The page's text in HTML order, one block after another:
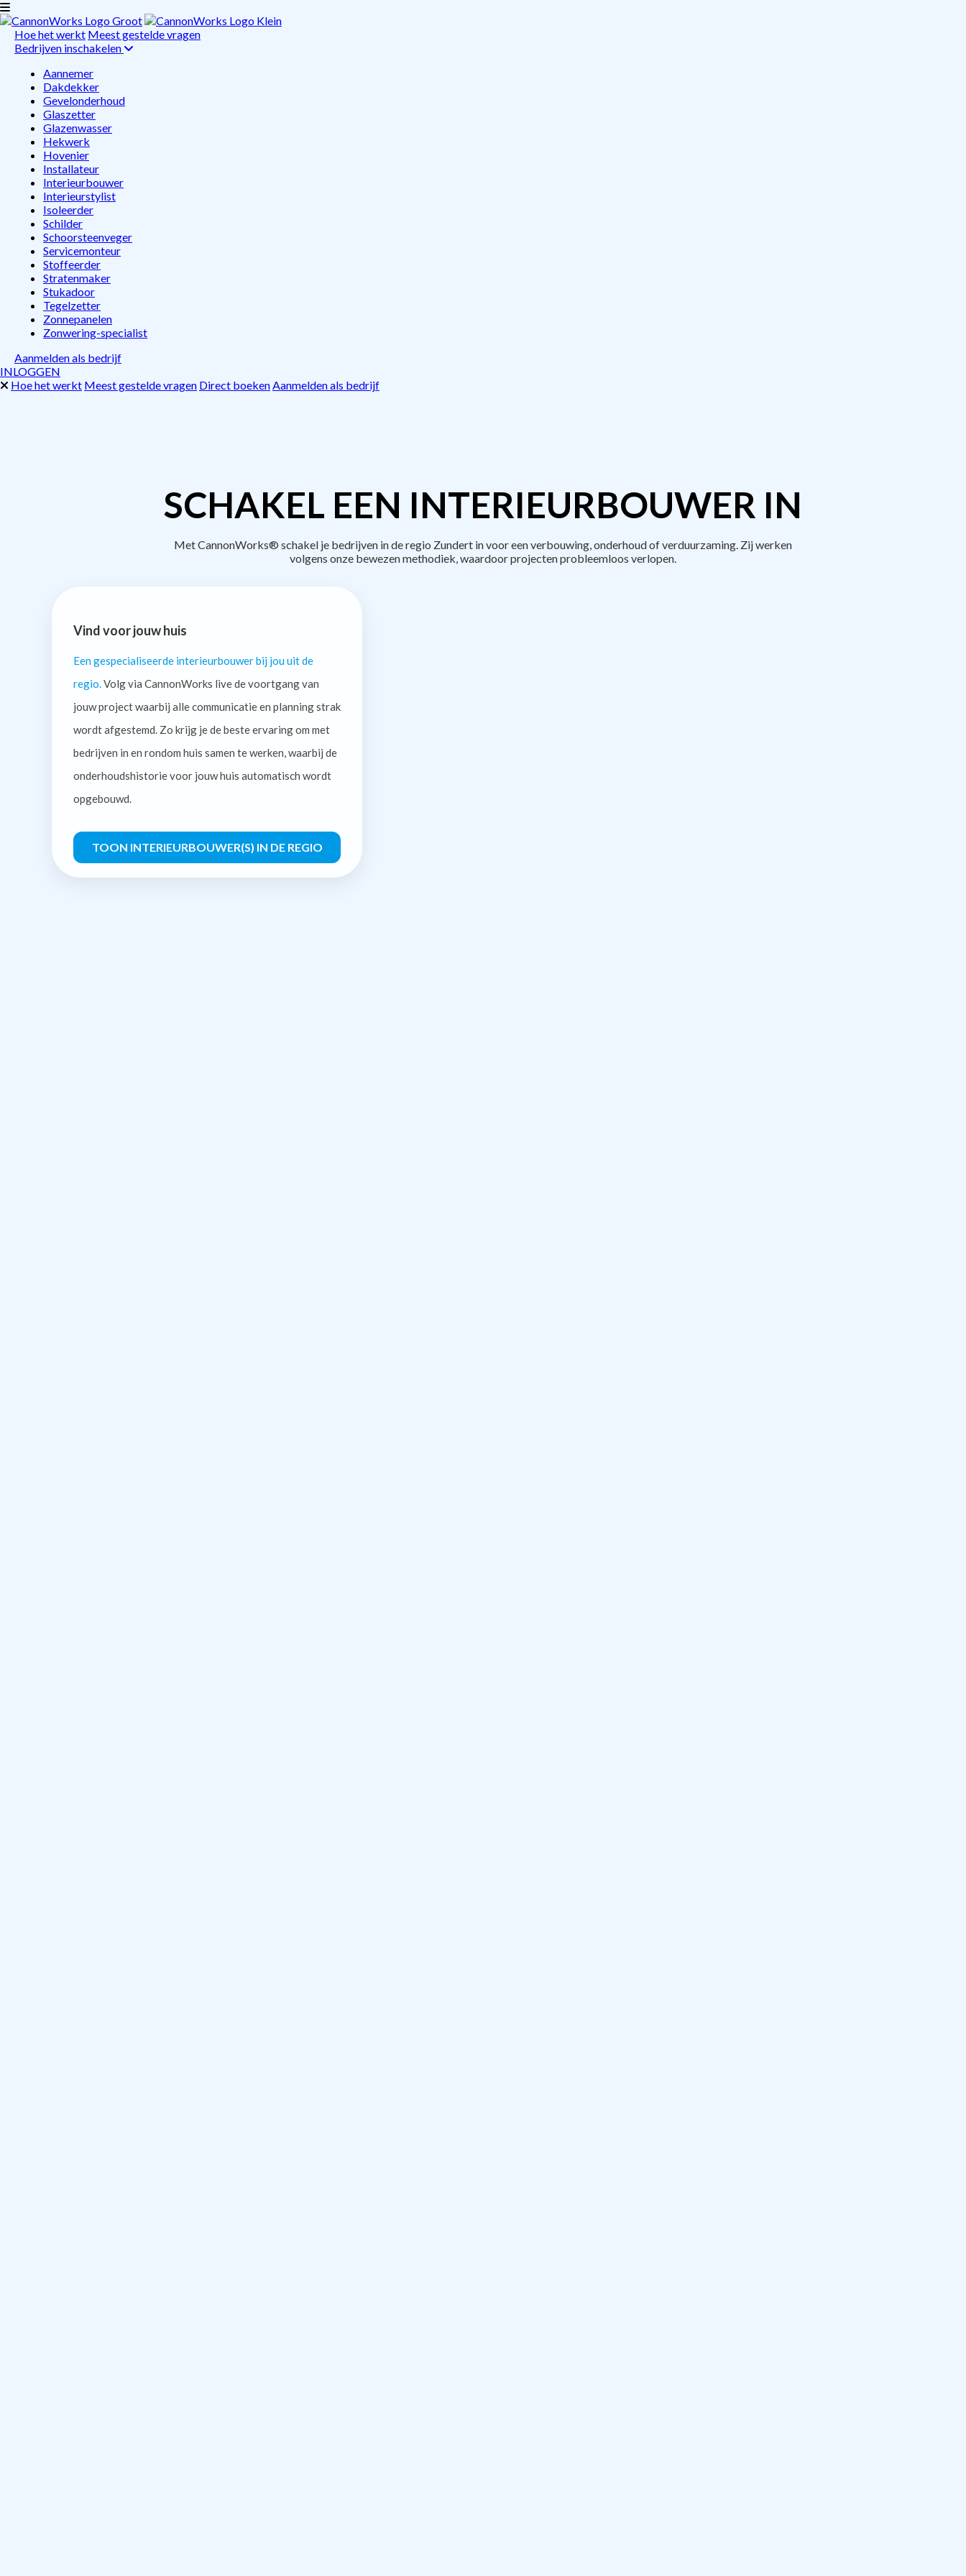
Hoe het werkt Meest gestelde vragen
Bedrijven inschakelen
Aannemer
Dakdekker
Gevelonderhoud
Glaszetter
Glazenwasser
Hekwerk
Hovenier
Installateur
Interieurbouwer
Interieurstylist
Isoleerder
Schilder
Schoorsteenveger
Servicemonteur
Stoffeerder
Stratenmaker
Stukadoor
Tegelzetter
Zonnepanelen
Zonwering-specialist
Aanmelden als bedrijf
INLOGGEN
Hoe het werkt Meest gestelde vragen Direct boekenAanmelden als bedrijf
SCHAKEL EEN INTERIEURBOUWER IN
Met CannonWorks® schakel je bedrijven in de regio Zundert in voor een verbouwing, onderhoud of verduurzaming. Zij werken
volgens onze bewezen methodiek, waardoor projecten probleemloos verlopen.
Vind voor jouw huis
Een gespecialiseerde interieurbouwer bij jou uit de
regio. Volg via CannonWorks live de voortgang van
jouw project waarbij alle communicatie en planning strak
wordt afgestemd. Zo krijg je de beste ervaring om met
bedrijven in en rondom huis samen te werken, waarbij de
onderhoudshistorie voor jouw huis automatisch wordt
opgebouwd.
TOON INTERIEURBOUWER(S) IN DE REGIO